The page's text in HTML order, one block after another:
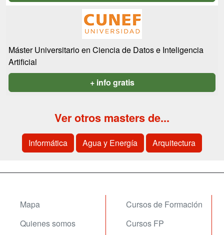
Máster Universitario en Ciencia de Datos e Inteligencia
Artificial
+ info gratis
Ver otros masters de...
Informática Agua y Energía Arquitectura
Mapa
Quienes somos
Cursos de Formación
Cursos FP